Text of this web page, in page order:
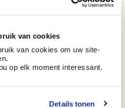
van cookies
van cookies om uw site-
op elk moment interessant.
Details tonen